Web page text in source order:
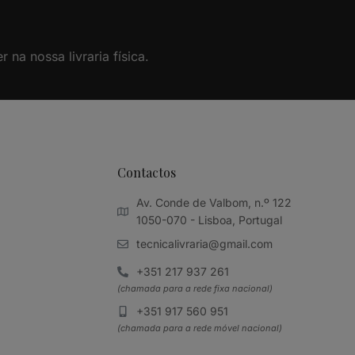
na nossa livraria física.
Contactos
Av. Conde de Valbom, n.º 122
1050-070 - Lisboa, Portugal
tecnicalivraria@gmail.com
+351 217 937 261
(chamada para a rede fixa nacional)
+351 917 560 951
(chamada para a rede móvel nacional)